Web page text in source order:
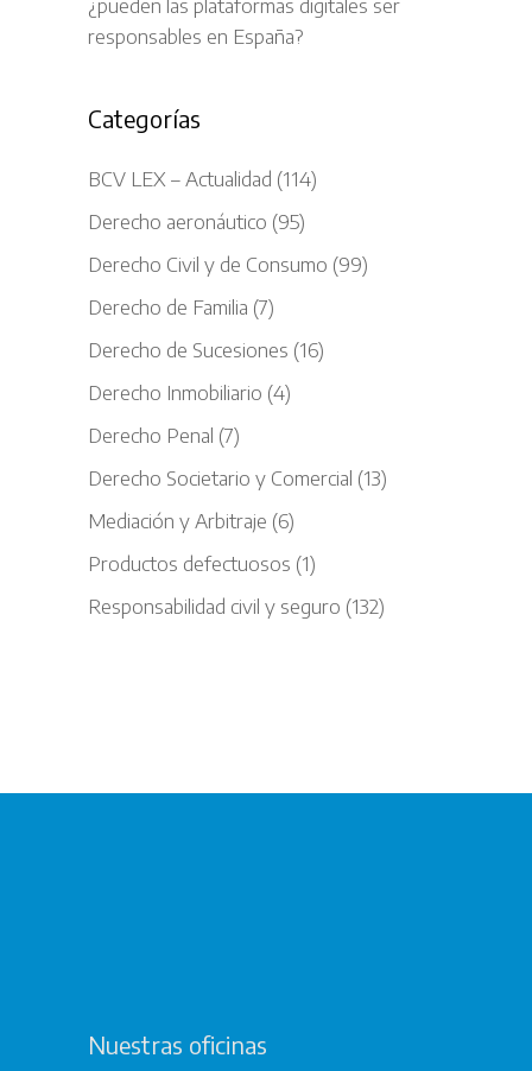
responsables en España?
Categorías
BCV LEX – Actualidad (114)
Derecho aeronáutico (95)
Derecho Civil y de Consumo (99)
Derecho de Familia (7)
Derecho de Sucesiones (16)
Derecho Inmobiliario (4)
Derecho Penal (7)
Derecho Societario y Comercial (13)
Mediación y Arbitraje (6)
Productos defectuosos (1)
Responsabilidad civil y seguro (132)
Nuestras oficinas